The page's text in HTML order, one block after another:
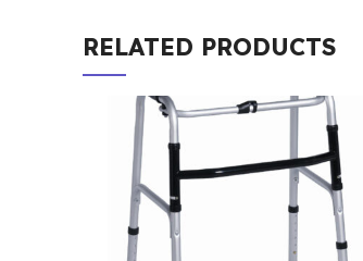
RELATED PRODUCTS